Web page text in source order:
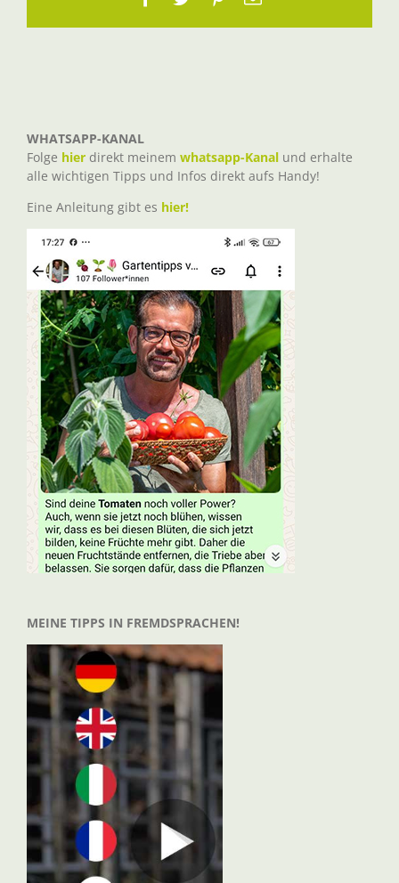
WHATSAPP-KANAL
Folge hier direkt meinem whatsapp-Kanal und erhalte
alle wichtigen Tipps und Infos direkt aufs Handy!
Eine Anleitung gibt es hier!
MEINE TIPPS IN FREMDSPRACHEN!